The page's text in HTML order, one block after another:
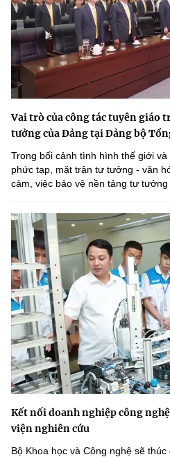
Vai trò của công tác tuyên giáo
tưởng của Đảng tại Đảng bộ
Trong bối cảnh tình hình thế giới
phức tạp, mặt trận tư tưởng - văn
cảm, việc bảo vệ nền tảng tư tưởng
Kết nối doanh nghiệp công
viện nghiên cứu
Bộ Khoa học và Công nghệ sẽ